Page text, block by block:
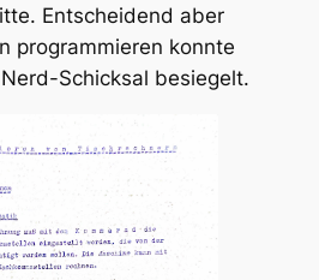
Entscheidend aber
programmieren konnte
Schicksal besiegelt.